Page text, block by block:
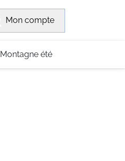
Mon compte
Montagne été